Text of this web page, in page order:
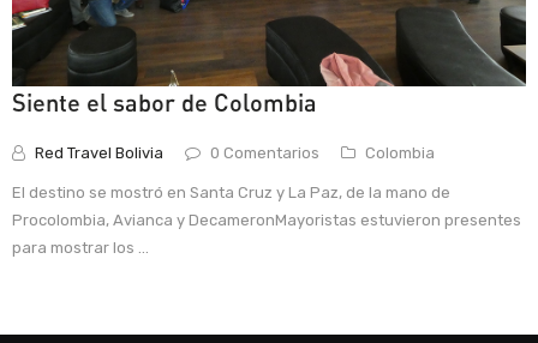
Siente el sabor de Colombia
Red Travel Bolivia 0 Comentarios Colombia
El destino se mostró en Santa Cruz y La Paz, de la mano de
Procolombia, Avianca y DecameronMayoristas estuvieron presentes
para mostrar los ...